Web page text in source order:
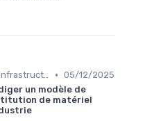
Maintenance infrastructures • 05/12/2025
un modèle de
de matériel